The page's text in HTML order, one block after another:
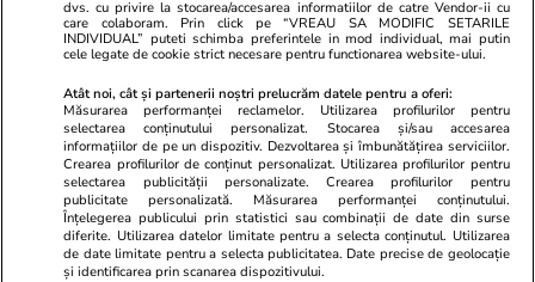
PARTENERI
dvs. cu privire la stocarea/accesarea informatiilor de catre Vendor-ii cu
care colaboram. Prin click pe “VREAU SA MODIFIC SETARILE
INDIVIDUAL” puteti schimba preferintele in mod individual, mai putin
cele legate de cookie strict necesare pentru functionarea website-ului.
Atât noi, cât și partenerii noștri prelucrăm datele pentru a oferi:
Măsurarea performanței reclamelor. Utilizarea profilurilor pentru
selectarea conținutului personalizat. Stocarea și/sau accesarea
informațiilor de pe un dispozitiv. Dezvoltarea și îmbunătățirea serviciilor.
Crearea profilurilor de conținut personalizat. Utilizarea profilurilor pentru
selectarea publicității personalizate. Crearea profilurilor pentru
publicitate personalizată. Măsurarea performanței conținutului.
Înțelegerea publicului prin statistici sau combinații de date din surse
diferite. Utilizarea datelor limitate pentru a selecta conținutul. Utilizarea
de date limitate pentru a selecta publicitatea. Date precise de geolocație
și identificarea prin scanarea dispozitivului.